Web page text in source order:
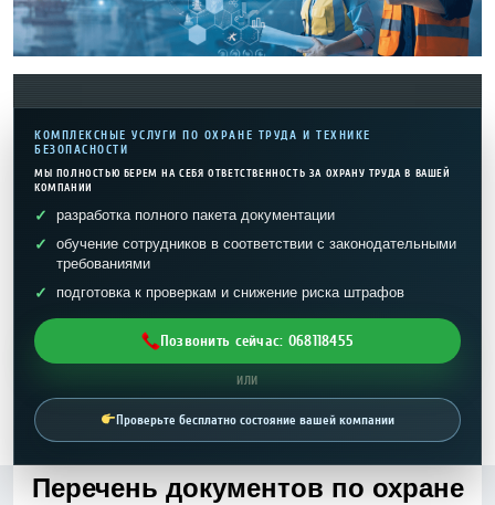
КОМПЛЕКСНЫЕ УСЛУГИ ПО ОХРАНЕ ТРУДА И ТЕХНИКЕ
БЕЗОПАСНОСТИ
МЫ ПОЛНОСТЬЮ БЕРЕМ НА СЕБЯ ОТВЕТСТВЕННОСТЬ ЗА ОХРАНУ ТРУДА В ВАШЕЙ
КОМПАНИИ
разработка полного пакета документации
обучение сотрудников в соответствии с законодательными
требованиями
подготовка к проверкам и снижение риска штрафов
Позвонить сейчас: 068118455
ИЛИ
Проверьте бесплатно состояние вашей компании
Перечень документов по охране